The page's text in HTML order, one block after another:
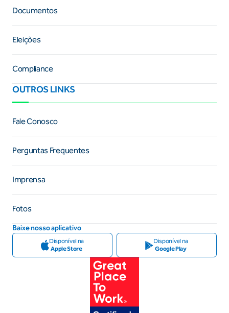
Documentos
Eleições
Compliance
OUTROS LINKS
Fale Conosco
Perguntas Frequentes
Imprensa
Fotos
Baixe nosso aplicativo
Disponível na
Apple Store
Disponível na
Google Play